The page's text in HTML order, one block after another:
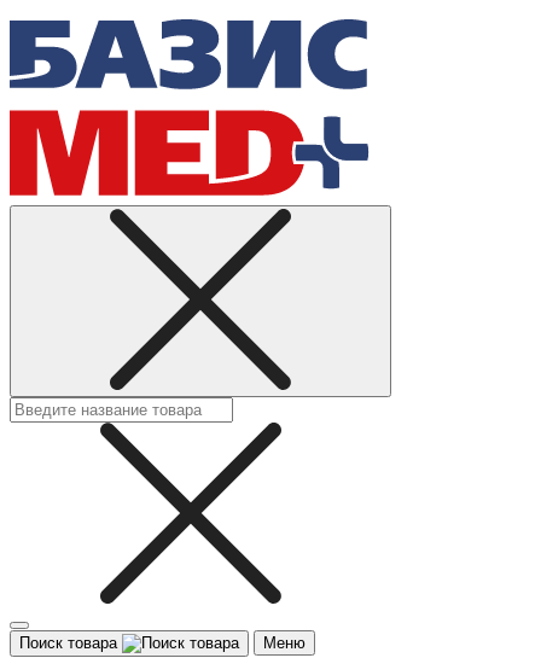
Поиск товара Меню